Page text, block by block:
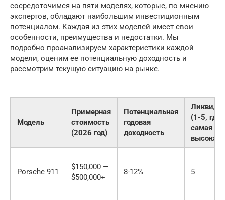
сосредоточимся на пяти моделях, которые, по мнению
экспертов, обладают наибольшим инвестиционным
потенциалом. Каждая из этих моделей имеет свои
особенности, преимущества и недостатки. Мы
подробно проанализируем характеристики каждой
модели, оценим ее потенциальную доходность и
рассмотрим текущую ситуацию на рынке.
Модель
Примерная
стоимость
(2026 год)
Потенциальная
годовая
доходность
(1-5, где
самая
высокая)
Porsche 911
$150,000 —
$500,000+
8-12% 5